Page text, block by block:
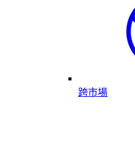
跨市場